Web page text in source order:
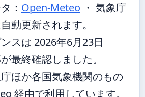
： Open-Meteo ・ 気象庁
動更新されます。
スは 2026年6月23日
最終確認しました。
ほか各国気象機関のもの
経由で利用しています。